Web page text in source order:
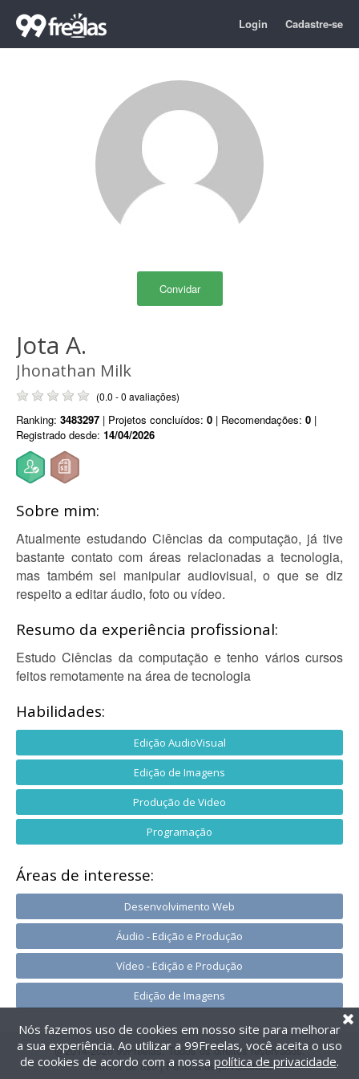
Login Cadastre-se
Convidar
Jota A.
Jhonathan Milk
(0.0 - 0 avaliações)
Ranking: 3483297 | Projetos concluídos: 0 | Recomendações: 0 |
Registrado desde: 14/04/2026
Sobre mim:
Atualmente estudando Ciências da computação, já tive
bastante contato com áreas relacionadas a tecnologia,
mas também sei manipular audiovisual, o que se diz
respeito a editar áudio, foto ou vídeo.
Resumo da experiência profissional:
Estudo Ciências da computação e tenho vários cursos
feitos remotamente na área de tecnologia
Habilidades:
Edição AudioVisual
Edição de Imagens
Produção de Video
Programação
Áreas de interesse:
Desenvolvimento Web
Áudio - Edição e Produção
Vídeo - Edição e Produção
Edição de Imagens
@2014-2026 99Freelas. Todos os direitos reservados.
Termos de uso| Política de privacidade
Nós fazemos uso de cookies em nosso site para melhorar
a sua experiência. Ao utilizar a 99Freelas, você aceita o uso
de cookies de acordo com a nossa política de privacidade.